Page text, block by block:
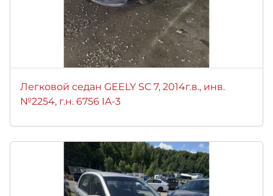
Легковой седан GEELY SC 7, 2014г.в., инв.
№2254, г.н. 6756 IA-3